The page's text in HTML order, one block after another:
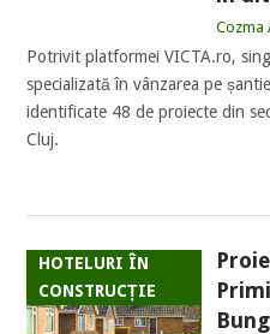
Cozma
Potrivit platformei VICTA.ro,
specializată în vânzarea pe
identificate 48 de proiecte din
Cluj.
HOTELURI ÎN
CONSTRUCȚIE